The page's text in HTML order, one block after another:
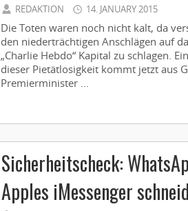
REDAKTION 14. JANUARY 2015
Die Toten waren noch nicht kalt, da
den niederträchtigen Anschlägen auf
„Charlie Hebdo“ Kapital zu schlagen.
dieser Pietätlosigkeit kommt jetzt aus
Premierminister ...
Sicherheitscheck:
Apples iMessenger